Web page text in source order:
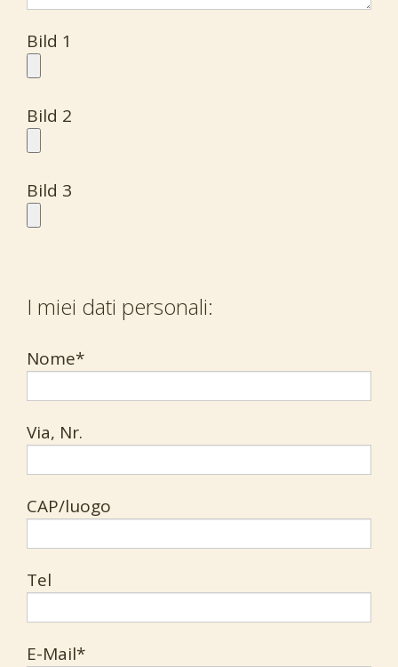
Bild 1
Bild 2
Bild 3
I miei dati personali:
Nome*
Via, Nr.
CAP/luogo
Tel
E-Mail*